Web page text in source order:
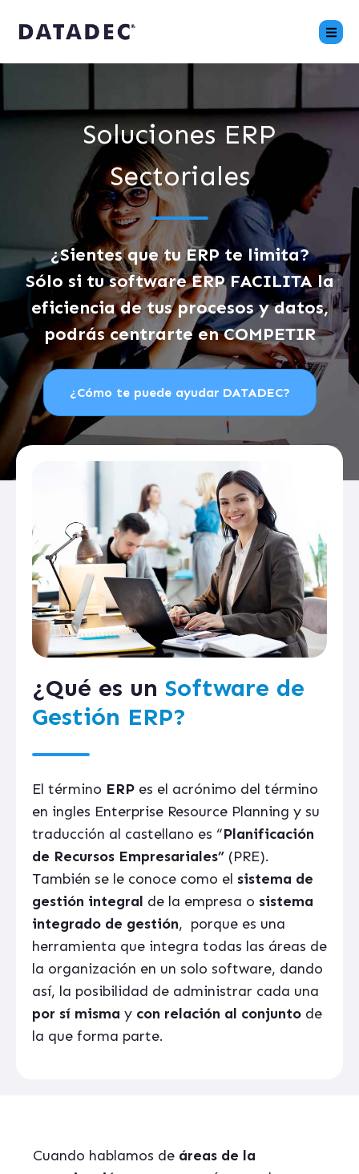
Soluciones ERP
Sectoriales
¿Sientes que tu ERP te limita?
Sólo si tu software ERP FACILITA la
eficiencia de tus procesos y datos,
podrás centrarte en COMPETIR
¿Cómo te puede ayudar DATADEC?
¿Qué es un Software de
Gestión ERP?
El término ERP es el acrónimo del término
en ingles Enterprise Resource Planning y su
traducción al castellano es “Planificación
de Recursos Empresariales” (PRE).
También se le conoce como el sistema de
gestión integral de la empresa o sistema
integrado de gestión, porque es una
herramienta que integra todas las áreas de
la organización en un solo software, dando
así, la posibilidad de administrar cada una
por sí misma y con relación al conjunto de
la que forma parte.
Cuando hablamos de áreas de la